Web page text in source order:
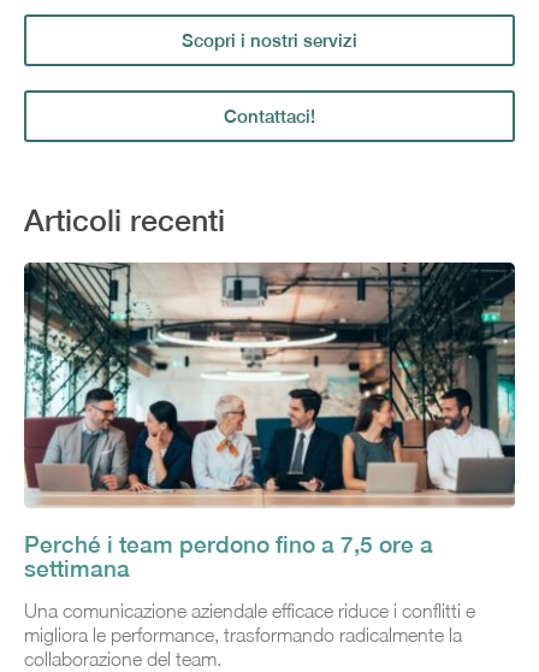
Scopri i nostri servizi
Contattaci!
Articoli recenti
Perché i team perdono fino a 7,5 ore a
settimana
Una comunicazione aziendale efficace riduce i conflitti e
migliora le performance, trasformando radicalmente la
collaborazione del team.